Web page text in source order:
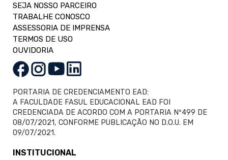
SEJA NOSSO PARCEIRO
TRABALHE CONOSCO
ASSESSORIA DE IMPRENSA
TERMOS DE USO
OUVIDORIA
PORTARIA DE CREDENCIAMENTO EAD:
A FACULDADE FASUL EDUCACIONAL EAD FOI
CREDENCIADA DE ACORDO COM A PORTARIA Nº499 DE
08/07/2021, CONFORME PUBLICAÇÃO NO D.O.U. EM
09/07/2021.
INSTITUCIONAL